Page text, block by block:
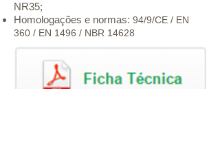
NR35;
Homologações e normas: 94/9/CE / EN
360 / EN 1496 / NBR 14628